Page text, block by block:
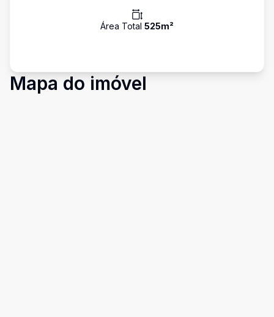
Área Total 525m²
Mapa do imóvel